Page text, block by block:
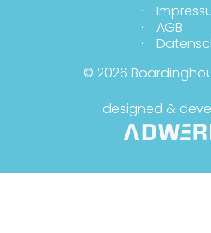
AGB
© 2026
designed &